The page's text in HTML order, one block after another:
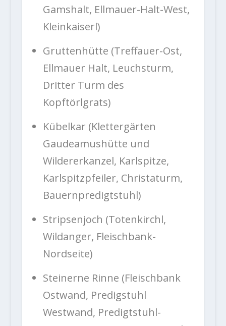
Gamshalt, Ellmauer-Halt-West,
Kleinkaiserl)
Gruttenhütte (Treffauer-Ost,
Ellmauer Halt, Leuchsturm,
Dritter Turm des
Kopftörlgrats)
Kübelkar (Klettergärten
Gaudeamushütte und
Wildererkanzel, Karlspitze,
Karlspitzpfeiler, Christaturm,
Bauernpredigtstuhl)
Stripsenjoch (Totenkirchl,
Wildanger, Fleischbank-
Nordseite)
Steinerne Rinne (Fleischbank
Ostwand, Predigstuhl
Westwand, Predigtstuhl-